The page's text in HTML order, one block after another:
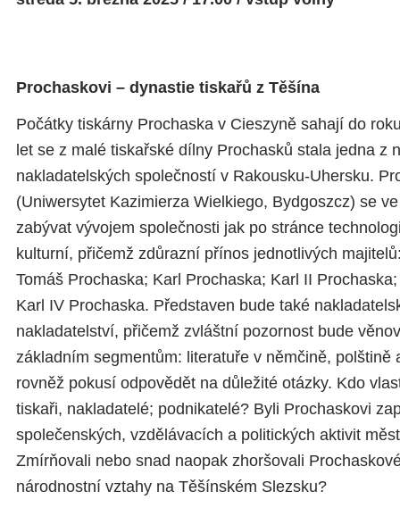
Prochaskovi – dynastie tiskařů z Těšína
Počátky tiskárny Prochaska v Cieszyně sahají do
let se z malé tiskařské dílny Prochasků stala jedna z
nakladatelských společností v Rakousku-Uhersku.
(Uniwersytet Kazimierza Wielkiego, Bydgoszcz) se
zabývat vývojem společnosti jak po stránce
kulturní, přičemž zdůrazní přínos jednotlivých
Tomáš Prochaska; Karl Prochaska; Karl II
Karl IV Prochaska. Představen bude také
nakladatelství, přičemž zvláštní pozornost bude
základním segmentům: literatuře v němčině, polštině
rovněž pokusí odpovědět na důležité otázky. Kdo
tiskaři, nakladatelé; podnikatelé? Byli Prochaskovi
společenských, vzdělávacích a politických aktivit
Zmírňovali nebo snad naopak zhoršovali
národnostní vztahy na Těšínském Slezsku?